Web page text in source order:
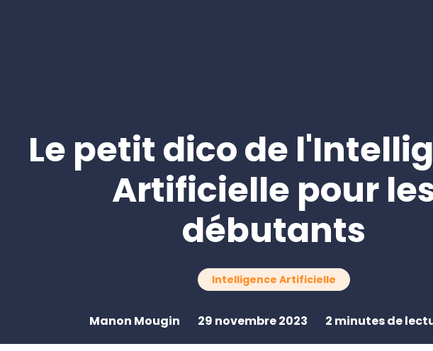
Le petit dico de
Artificielle pour
débutants
Intelligence Artificielle
Manon Mougin 29 novembre 2023 2 minutes de